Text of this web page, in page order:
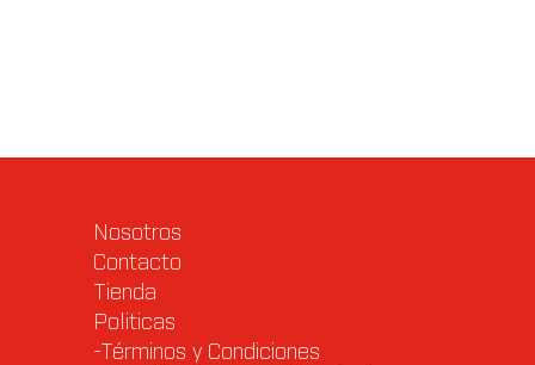
Nosotros
Contacto
Tienda
Politicas
-Términos y Condiciones